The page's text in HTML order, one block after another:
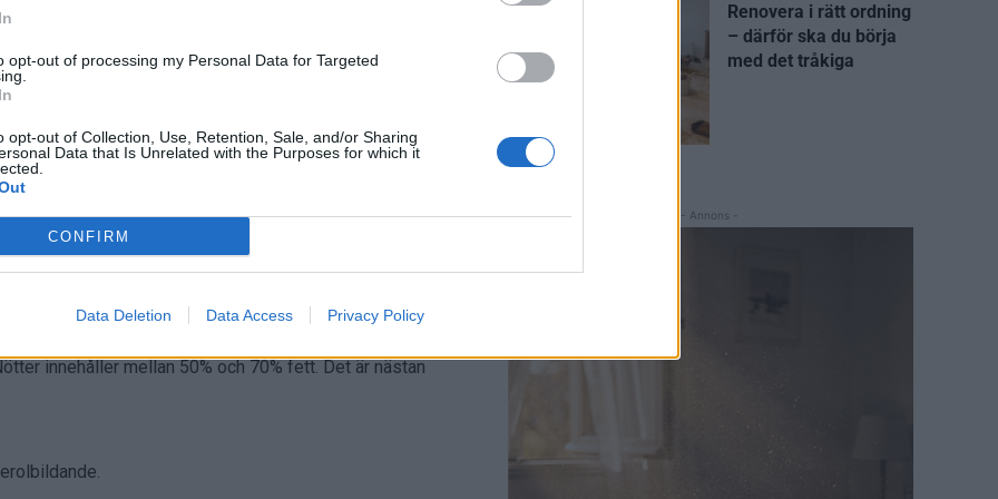
opt-out of processing my Personal Data for Targeted
opt-out of Collection, Use, Retention, Sale, and/or Sharing
Data that Is Unrelated with the Purposes for which it
CONFIRM
Data Deletion Data Access Privacy Policy
detta ifall du vill undvika det fetaste på
en riktig fettbomb.
innehåller mellan 50% och 70% fett. Det är nästan
Renovera i rätt ordning
– därför ska du börja
med det tråkiga
- Annons -